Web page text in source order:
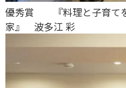
優秀賞
『料理と子育
家』
波多江 彩